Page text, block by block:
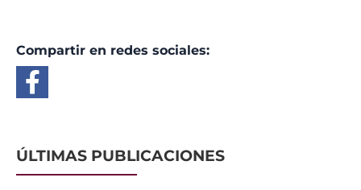
Compartir en redes sociales:
ÚLTIMAS PUBLICACIONES